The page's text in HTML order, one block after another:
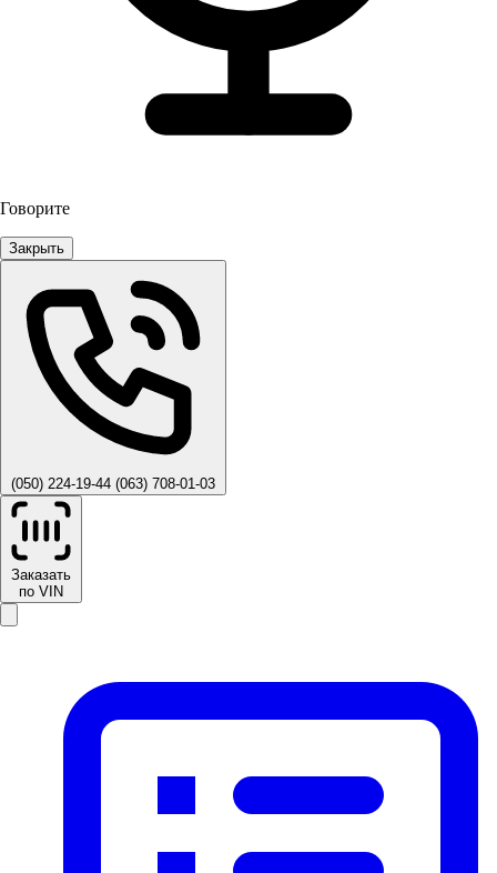
Говорите
Закрыть
(050) 224-19-44 (063) 708-01-03
Заказать
по VIN